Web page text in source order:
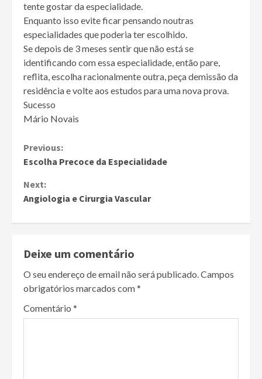
tente gostar da especialidade.
Enquanto isso evite ficar pensando noutras
especialidades que poderia ter escolhido.
Se depois de 3 meses sentir que não está se
identificando com essa especialidade, então pare,
reflita, escolha racionalmente outra, peça demissão da
residência e volte aos estudos para uma nova prova.
Sucesso
Mário Novais
Continue
Previous:
Escolha Precoce da Especialidade
Next:
Angiologia e Cirurgia Vascular
Deixe um comentário
O seu endereço de email não será publicado.Campos
obrigatórios marcados com*
Comentário *